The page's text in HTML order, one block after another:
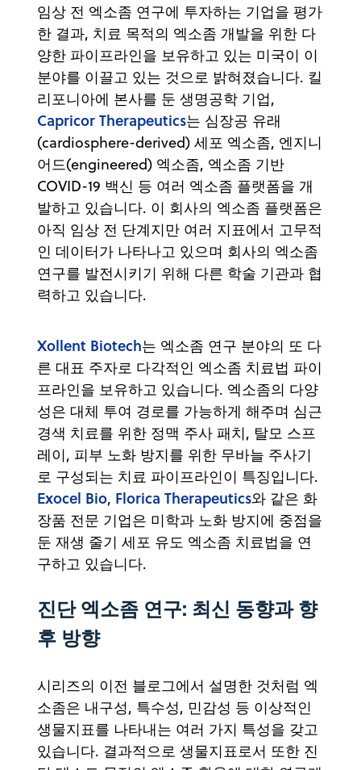
임상 전 엑소좀 연구에 투자하는 기업을 평가
한 결과, 치료 목적의 엑소좀 개발을 위한 다
양한 파이프라인을 보유하고 있는 미국이 이
분야를 이끌고 있는 것으로 밝혀졌습니다. 킬
리포니아에 본사를 둔 생명공학 기업,
Capricor Therapeutics는 심장공 유래
(cardiosphere-derived) 세포 엑소좀, 엔지니
어드(engineered) 엑소좀, 엑소좀 기반
COVID-19 백신 등 여러 엑소좀 플랫폼을 개
발하고 있습니다. 이 회사의 엑소좀 플랫폼은
아직 임상 전 단계지만 여러 지표에서 고무적
인 데이터가 나타나고 있으며 회사의 엑소좀
연구를 발전시키기 위해 다른 학술 기관과 협
력하고 있습니다.
Xollent Biotech는 엑소좀 연구 분야의 또 다
른 대표 주자로 다각적인 엑소좀 치료법 파이
프라인을 보유하고 있습니다. 엑소좀의 다양
성은 대체 투여 경로를 가능하게 해주며 심근
경색 치료를 위한 정맥 주사 패치, 탈모 스프
레이, 피부 노화 방지를 위한 무바늘 주사기
로 구성되는 치료 파이프라인이 특징입니다.
Exocel Bio, Florica Therapeutics와 같은 화
장품 전문 기업은 미학과 노화 방지에 중점을
둔 재생 줄기 세포 유도 엑소좀 치료법을 연
구하고 있습니다.
진단 엑소좀 연구: 최신 동향과 향
후 방향
시리즈의 이전 블로그에서 설명한 것처럼 엑
소좀은 내구성, 특수성, 민감성 등 이상적인
생물지표를 나타내는 여러 가지 특성을 갖고
있습니다. 결과적으로 생물지표로서 또한 진